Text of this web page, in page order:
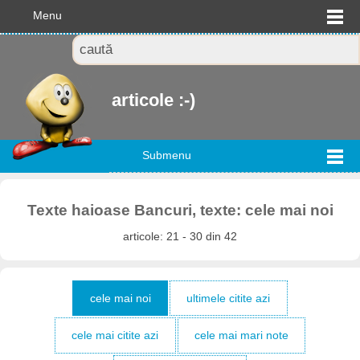
Menu
articole :-)
Submenu
Texte haioase Bancuri, texte: cele mai noi
articole: 21 - 30 din 42
cele mai noi ultimele citite azi
cele mai citite azi cele mai mari note